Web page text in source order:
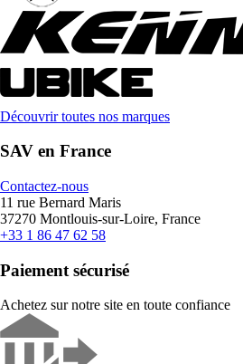
Découvrir toutes nos marques
SAV en France
Contactez-nous
11 rue Bernard Maris
37270 Montlouis-sur-Loire, France
+33 1 86 47 62 58
Paiement sécurisé
Achetez sur notre site en toute confiance